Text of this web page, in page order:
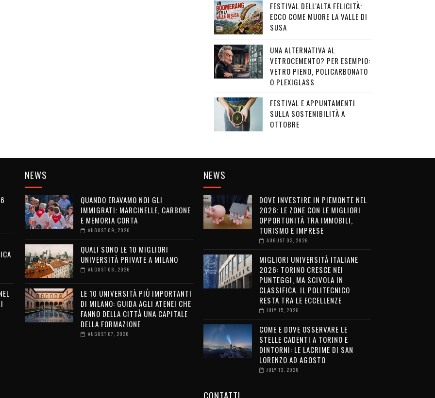
FESTIVAL DELL'ALTA FELICITÀ:
ECCO COME MUORE LA VALLE DI
SUSA
UNA ALTERNATIVA AL
VETROCEMENTO? PER ESEMPIO:
VETRO PIENO, POLICARBONATO
O PLEXIGLASS
FESTIVAL E APPUNTAMENTI
SULLA SOSTENIBILITÀ A
OTTOBRE
NEWS
QUANDO ERAVAMO NOI GLI
IMMIGRATI: MARCINELLE, CARBONE
E MEMORIA CORTA
AUGUST 09, 2026
QUALI SONO LE 10 MIGLIORI
UNIVERSITÀ PRIVATE A MILANO
AUGUST 08, 2026
LE 10 UNIVERSITÀ PIÙ IMPORTANTI
DI MILANO: GUIDA AGLI ATENEI CHE
FANNO DELLA CITTÀ UNA CAPITALE
DELLA FORMAZIONE
AUGUST 07, 2026
NEWS
DOVE INVESTIRE IN PIEMONTE NEL
2026: LE ZONE CON LE MIGLIORI
OPPORTUNITÀ TRA IMMOBILI,
TURISMO E IMPRESE
AUGUST 03, 2026
MIGLIORI UNIVERSITÀ ITALIANE
2026: TORINO CRESCE NEI
PUNTEGGI, MA SCIVOLA IN
CLASSIFICA. IL POLITECNICO
RESTA TRA LE ECCELLENZE
JULY 15, 2026
COME E DOVE OSSERVARE LE
STELLE CADENTI A TORINO E
DINTORNI: LE LACRIME DI SAN
LORENZO AD AGOSTO
JULY 13, 2026
CONTATTI